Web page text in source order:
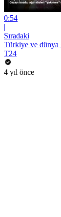
0:54
|
Sıradaki
Türkiye ve dünya
T24
4 yıl önce